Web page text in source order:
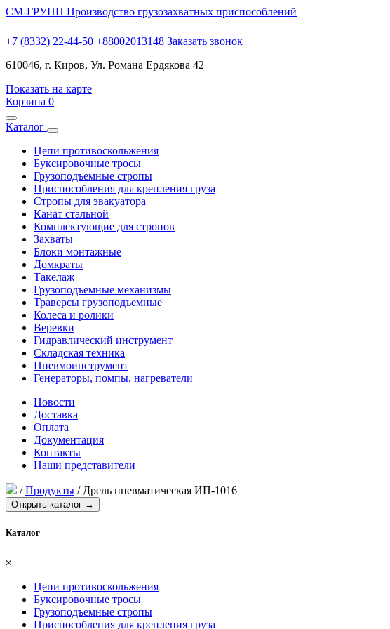
СМ-ГРУПП Производство грузозахватных приспособлений
+7 (8332) 22-44-50 +88002013148 Заказать звонок
610046, г. Киров, Ул. Романа Ердякова 42
Показать на карте
Корзина 0
Каталог
Цепи противоскольжения
Буксировочные тросы
Грузоподъемные стропы
Приспособления для крепления груза
Стропы для эвакуатора
Канат стальной
Комплектующие для стропов
Захваты
Блоки монтажные
Домкраты
Такелаж
Грузоподъемные механизмы
Траверсы грузоподъемные
Колеса и ролики
Веревки
Гидравлический инструмент
Складская техника
Пневмоинструмент
Генераторы, помпы, нагреватели
Новости
Доставка
Оплата
Документация
Контакты
Наши представители
/Продукты / Дрель пневматическая ИП-1016
Открыть каталог →
Каталог
𐄂
Цепи противоскольжения
Буксировочные тросы
Грузоподъемные стропы
Приспособления для крепления груза